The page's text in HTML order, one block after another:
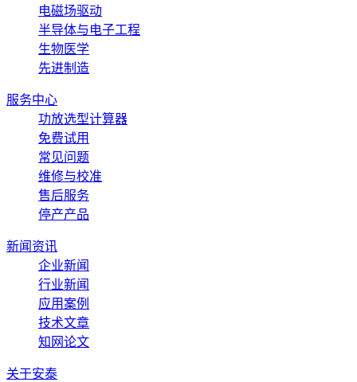
电磁场驱动
半导体与电子工程
生物医学
先进制造
服务中心
功放选型计算器
免费试用
常见问题
维修与校准
售后服务
停产产品
新闻资讯
企业新闻
行业新闻
应用案例
技术文章
知网论文
关于安泰